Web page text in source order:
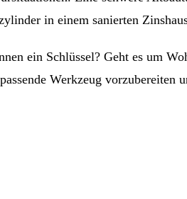
in einem sanierten
ein Schlüssel? Geht es um
Werkzeug vorzubereiten